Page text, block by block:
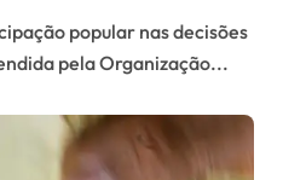
pela Organização...